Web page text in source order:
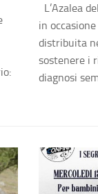
L’Azalea
in
distribuita
sostenere i
diagnosi